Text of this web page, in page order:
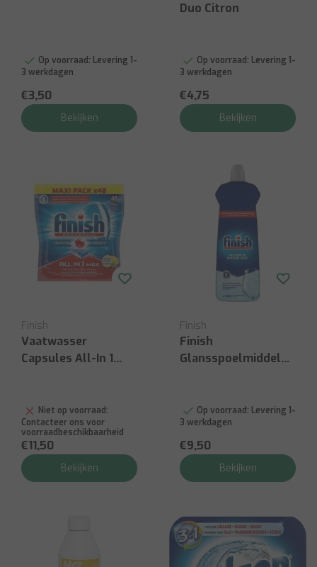
Op voorraad: Levering 1-
3 werkdagen
€3,50
Bekijken
Duo Citron
Op voorraad: Levering 1-
3 werkdagen
€4,75
Bekijken
Finish
Vaatwasser
Capsules All-In 1
Niet op voorraad:
Contacteer ons voor
voorraadbeschikbaarheid
€11,50
Bekijken
Finish
Finish
Glansspoelmiddel
Op voorraad: Levering 1-
3 werkdagen
€9,50
Bekijken